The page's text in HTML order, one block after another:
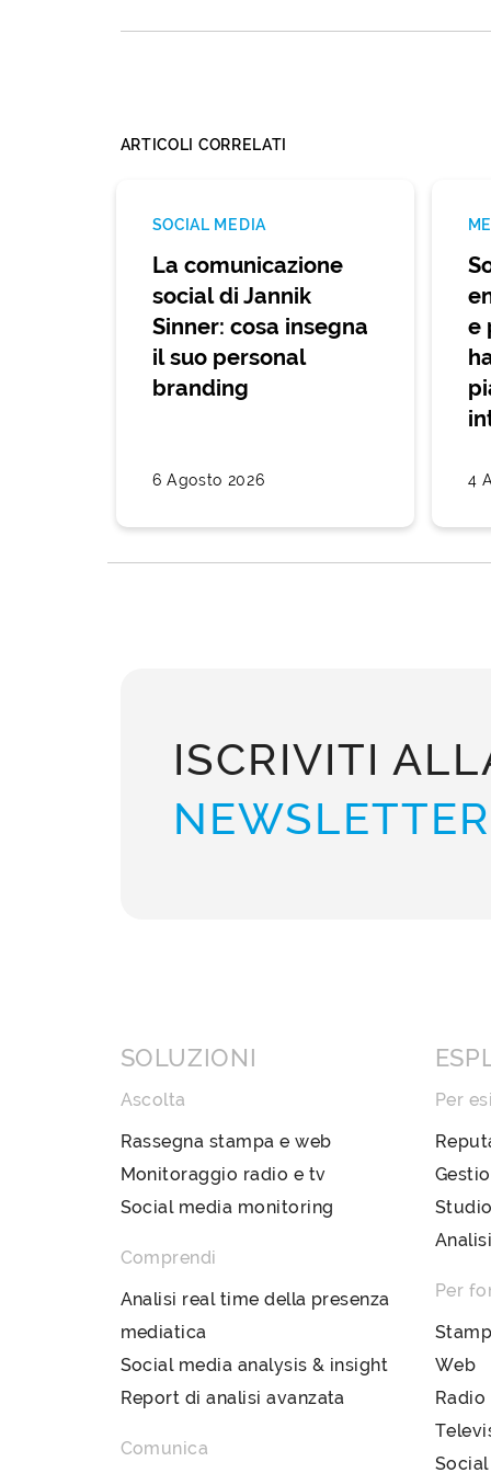
ARTICOLI CORRELATI
SOCIAL MEDIA
La comunicazione
social di Jannik
Sinner: cosa insegna
il suo personal
branding
6 Agosto 2026
e
4
ISCRIVITI
NEWSLETTER
SOLUZIONI
Ascolta
Rassegna stampa e web
Monitoraggio radio e tv
Social media monitoring
Comprendi
Analisi real time della presenza
mediatica
Social media analysis & insight
Report di analisi avanzata
Comunica
Per
Per
Web
Radio